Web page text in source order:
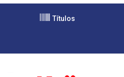
Títulos